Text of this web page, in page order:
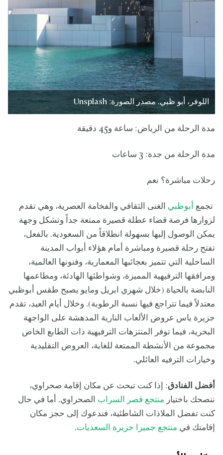
اللوفر، أبو ظبي. مصدر الصورة: Unsplash
مدة الرحلة من الرياض: ساعة و45 دقيقة
مدة الرحلة من جدة: 3 ساعات
رحلات مباشرة؟ نعم
تجمع أبوظبي الغنى الثقافي والفخامة العصرية، وهي تقدم
لزوارها فرصة قضاء عطلة قصيرة ممتعة جداً وتشكل وجهة
يمكن الوصول إليها بسهولة انطلاقاً من السعودية. بالفعل،
تفتح رحلة قصيرة ومباشرة أمام هؤلاء أبواب المدينة
الساحلية التي تتميز بعجائبها المعمارية، وفنونها العالمية،
ومرافقها الترفيهية المميزة، وشواطئها الهادئة، ومطاعمها
النابضة بالحياة (خلال شهري ابريل ومايو يصبح طقس أبوظبي
معتدلاً فيما تتراجع فيها نسبة الرطوبة). وخلال أيام العيد، تقدم
جزيرة ياس عروض الألعاب النارية المدهشة على الواجهة
البحرية، فيما توفر المنتزهات الترفيهية ذات الطابع الخاص
مجموعة من الأنشطة الممتعة للغاية، العروض التقليدية
وخيارات الترفيه العائلي.
أفضل الفنادق: إذا كنت تبحث عن مكان إقامة صحراوي،
ننصحك باختيار منتجع قصر السراب الصحراوي. أما في حال
كنت تفضل الملاذات الشاطئية، فندعوك إلى حجز مكان
إقامتك في منتجع جميرا جزيرة السعديات.